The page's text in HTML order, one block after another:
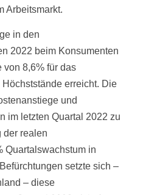
Arbeitsmarkt.
in den
2022 beim Konsumenten
von 8,6% für das
erreicht. Die
und
im letzten Quartal 2022 zu
der realen
Quartalswachstum in
setzte sich –
– diese